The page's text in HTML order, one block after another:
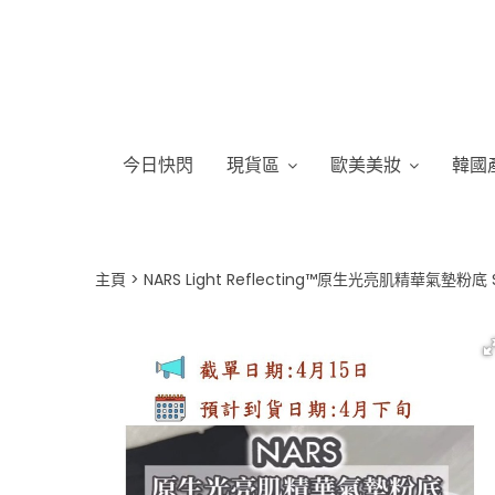
今日快閃 現貨區 歐美美妝 韓國
主頁 NARS Light Reflecting™原生光亮肌精華氣墊粉底